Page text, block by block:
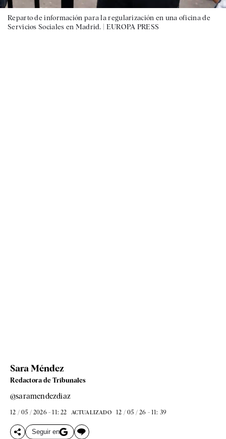
Reparto de información para la regularización en una oficina de
Servicios Sociales en Madrid. | EUROPA PRESS
Sara Méndez
Redactora de Tribunales
@saramendezdiaz
12 / 05 / 2026 - 11: 22 ACTUALIZADO 12 / 05 / 26 - 11: 39
Seguir en